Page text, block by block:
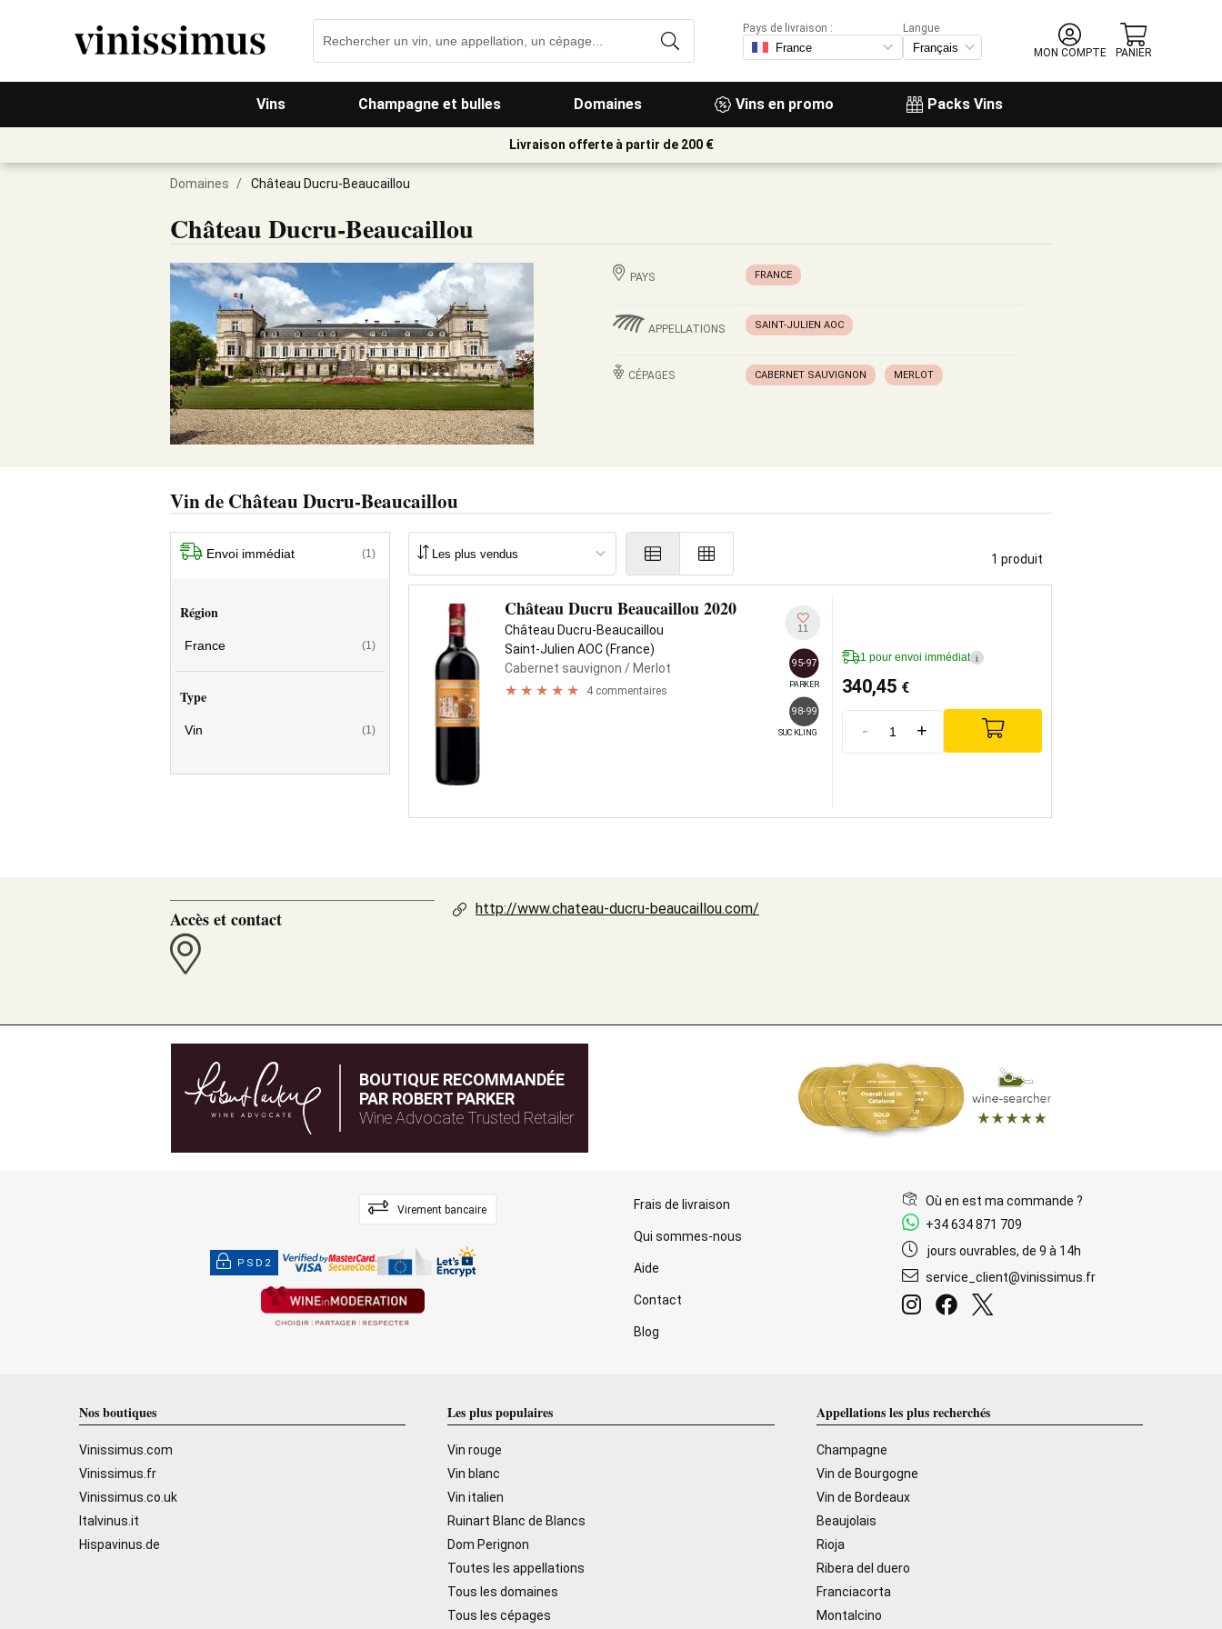
Vins Champagne et bulles Domaines Vins en promo Packs Vins
Pays de livraison :
Langue
MON COMPTE
PANIER
Livraison offerte à partir de 200 €
Domaines / Château Ducru-Beaucaillou
Château Ducru-Beaucaillou
PAYS FRANCE
APPELLATIONS SAINT-JULIEN AOC
CÉPAGES CABERNET SAUVIGNON MERLOT
Vin de Château Ducru-Beaucaillou
Envoi immédiat (1)
Région
France (1)
Type
Vin (1)
1 produit
Château Ducru Beaucaillou 2020
Château Ducru-Beaucaillou
Saint-Julien AOC (France)
Cabernet sauvignon / Merlot
4 commentaires
11
95-97
PARKER
98-99
SUCKLING
1 pour envoi immédiat i
340,45 €
- +
Accès et contact http://www.chateau-ducru-beaucaillou.com/
BOUTIQUE RECOMMANDÉE
PAR ROBERT PARKER
Wine Advocate Trusted Retailer
Virement bancaire
PSD2
Frais de livraison
Qui sommes-nous
Aide
Contact
Blog
Où en est ma commande ?
+34 634 871 709
jours ouvrables, de 9 à 14h
service_client@vinissimus.fr
Nos boutiques
Vinissimus.com
Vinissimus.fr
Vinissimus.co.uk
Italvinus.it
Hispavinus.de
Les plus populaires
Vin rouge
Vin blanc
Vin italien
Ruinart Blanc de Blancs
Dom Perignon
Toutes les appellations
Tous les domaines
Tous les cépages
Appellations les plus recherchés
Champagne
Vin de Bourgogne
Vin de Bordeaux
Beaujolais
Rioja
Ribera del duero
Franciacorta
Montalcino